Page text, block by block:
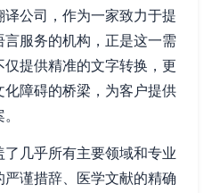
公司，作为一家致力于提
服务的机构，正是这一需
提供精准的文字转换，更
障碍的桥梁，为客户提供
几乎所有主要领域和专业
谨措辞、医学文献的精确